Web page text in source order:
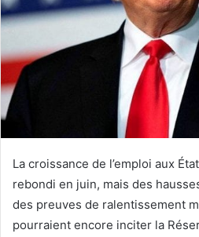
La croissance de l’emploi aux
rebondi en juin, mais des
des preuves de ralentissement
pourraient encore inciter la